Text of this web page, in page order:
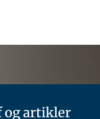
og artikler